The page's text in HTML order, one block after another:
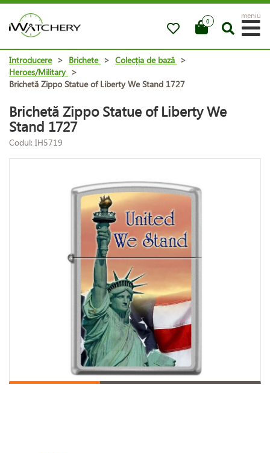
0
meniu
Introducere > Brichete > Colecția de bază >
Heroes/Military >
Brichetă Zippo Statue of Liberty We Stand 1727
Brichetă Zippo Statue of Liberty We
Stand 1727
Codul: IH5719